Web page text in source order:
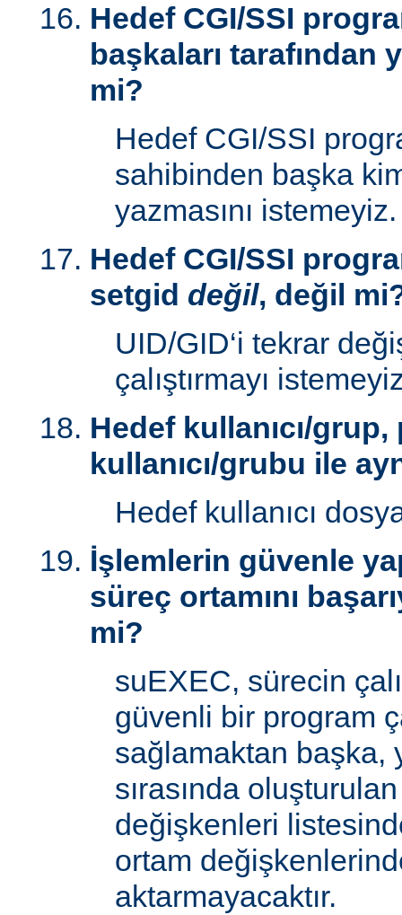
Hedef CGI/SSI
başkaları tarafından
mi?
Hedef CGI/SSI
sahibinden başka
yazmasını istemeyiz.
Hedef CGI/SSI
setgid değil, değil
UID/GID‘i tekrar
çalıştırmayı
Hedef kullanıcı/grup,
kullanıcı/grubu ile
Hedef kullanıcı
İşlemlerin güvenle
süreç ortamını
mi?
suEXEC, sürecin
güvenli bir program
sağlamaktan başka,
sırasında
değişkenleri
ortam
aktarmayacaktır.